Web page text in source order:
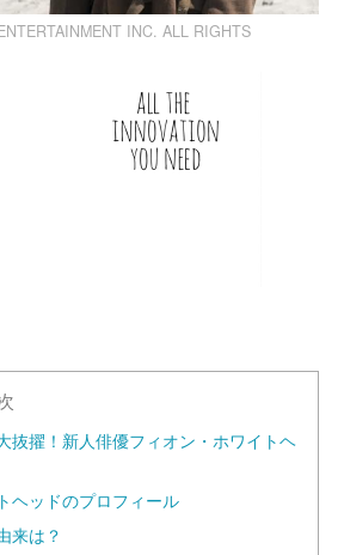
INC. ALL RIGHTS
抜擢！新人俳優フィオン・ホワイトヘ
ヘッドのプロフィール
来は？